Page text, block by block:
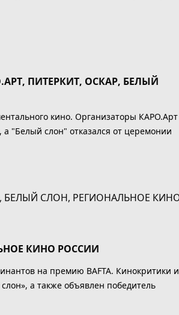
ПИТЕРКИТ, ОСКАР, БЕЛЫЙ
кино. Организаторы КАРО.Арт
"Белый слон" отказался от церемонии
КИНО РОССИИ
на премию BAFTA. Кинокритики и
а также объявлен победитель